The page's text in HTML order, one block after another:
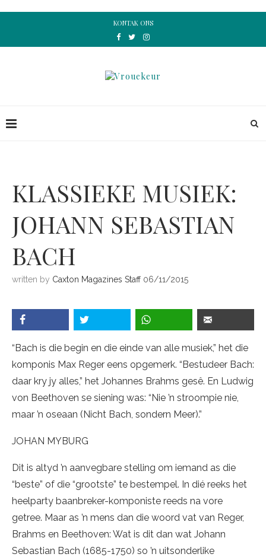
KONTAK ONS
KLASSIEKE MUSIEK:
JOHANN SEBASTIAN
BACH
written by Caxton Magazines Staff 06/11/2015
“Bach is die begin en die einde van alle musiek,” het die
komponis Max Reger eens opgemerk. “Bestudeer Bach:
daar kry jy alles,” het Johannes Brahms gesê. En Ludwig
von Beethoven se siening was: “Nie ’n stroompie nie,
maar ’n oseaan (Nicht Bach, sondern Meer).”
JOHAN MYBURG
Dit is altyd ’n aanvegbare stelling om iemand as die
“beste” of die “grootste” te bestempel. In dié reeks het
heelparty baanbreker-komponiste reeds na vore
getree. Maar as ’n mens dan die woord vat van Reger,
Brahms en Beethoven: Wat is dit dan wat Johann
Sebastian Bach (1685-1750) so ’n uitsonderlike